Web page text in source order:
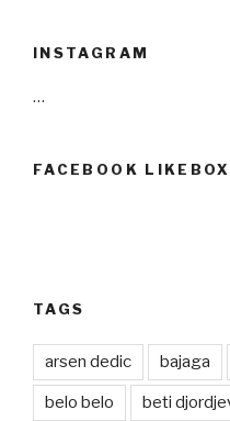
INSTAGRAM
…
FACEBOOK LIKEBOX
TAGS
arsen dedic bajaga
belo belo beti